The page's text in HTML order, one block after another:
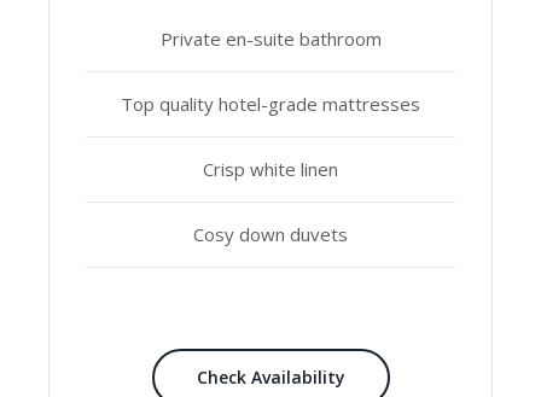
Private en-suite bathroom
Top quality hotel-grade mattresses
Crisp white linen
Cosy down duvets
Check Availability